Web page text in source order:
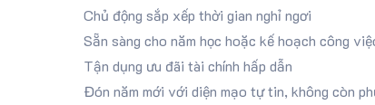
Chủ động sắp xếp thời gian nghỉ ngơi
Sẵn sàng cho năm học hoặc kế hoạch công
Tận dụng ưu đãi tài chính hấp dẫn
Đón năm mới với diện mạo tự tin, không còn